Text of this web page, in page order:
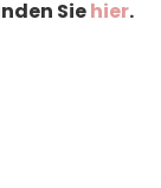
Siehier.